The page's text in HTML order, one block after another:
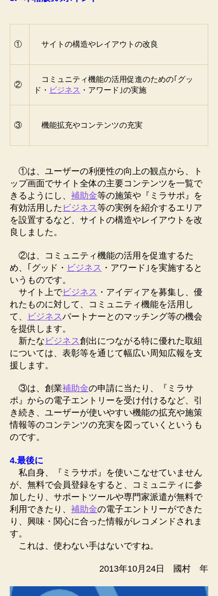
① サイトの構造やレイアウトの改良
②
コミュニティ機能の活用促進のための｢グッ
ド・ ビジネス ・アワード｣の実施
③ 機能拡充やコンテンツの充実
①は、ユーザーの利便性の向上の観点から、ト
ップ画面でサイト全体の主要コンテンツを一覧で
きるようにし、 補助金等の施策や『ミラサポ』を
有効活用した ビジネス等の実例を紹介するエリア
を設置するなど、サイトの構造やレイアウトを改
良しました。
②は、コミュニティ機能の活用を促進するた
め、｢グッド・ ビジネス ・アワード｣を実施すると
いうものです。
サイト上でビジネス ・アイディアを募集し、優
れたものに対して、コミュニティ機能を活用し
て、
ビジネスパートナーとのマッチング等の機会
を提供します。
新たな ビジネス創出につながる特に優れた取組
については、表彰等を通じて幅広い周知広報を支
援します。
③は、創業補助金の申請に当たり、『ミラサ
ポ』からの電子エントリーを受け付けるなど、引
き続き、ユーザーが使いやすい機能の拡充や施策
情報等のコンテンツの充実を図っていくというも
のです。
4.最後に
私自身、『ミラサポ』を使いこなせていません
が、無料で会員登録をすると、コミュニティに参
加したり、サポートツールや専門家派遣が無料で
利用できたり、 補助金の電子エントリーができた
り、興味・関心に合った情報がレコメンドされま
す。
これは、使わない手はないですね。
2013年10月24日 國村 年